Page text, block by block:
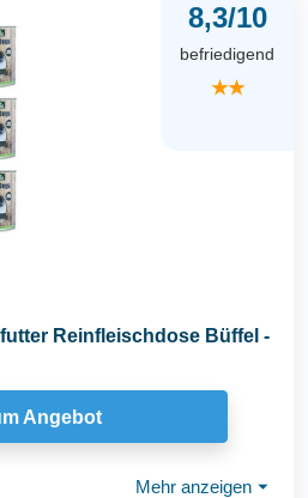
8,3/10
befriedigend
★★
Reinfleischdose Büffel -
Angebot
Mehr anzeigen ⏷